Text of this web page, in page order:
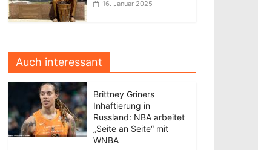
16. Januar 2025
Auch interessant
Brittney Griners
Inhaftierung in
Russland: NBA arbeitet
„Seite an Seite“ mit
WNBA